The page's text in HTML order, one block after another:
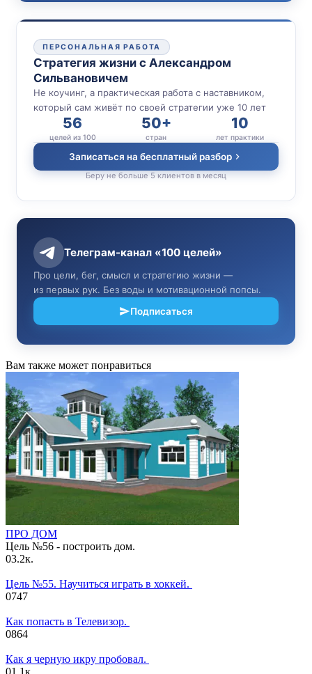
ПЕРСОНАЛЬНАЯ РАБОТА
Стратегия жизни с Александром
Сильвановичем
Не коучинг, а практическая работа с наставником,
который сам живёт по своей стратегии уже 10 лет
56
целей из 100
50+
стран
10
лет практики
Записаться на бесплатный разбор
Беру не больше 5 клиентов в месяц
Телеграм-канал «100 целей»
Про цели, бег, смысл и стратегию жизни —
из первых рук. Без воды и мотивационной попсы.
Подписаться
Вам также может понравиться
ПРО ДОМ
Цель №56 - построить дом.
03.2к.
Цель №55. Научиться играть в хоккей.
0747
Как попасть в Телевизор.
0864
Как я черную икру пробовал.